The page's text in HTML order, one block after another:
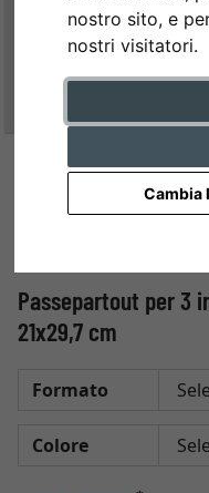
nostro sito, e
nostri visitatori.
Cambia
Passepartout per 3
21x29,7 cm
Formato
Colore